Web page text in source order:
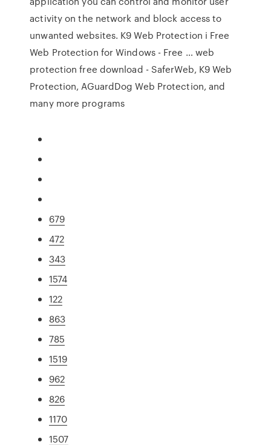
activity on the network and block access to
unwanted websites. K9 Web Protection i Free
Web Protection for Windows - Free … web
protection free download - SaferWeb, K9 Web
Protection, AGuardDog Web Protection, and
many more programs
679
472
343
1574
122
863
785
1519
962
826
1170
1507